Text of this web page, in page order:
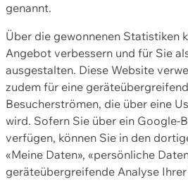
genannt.
Über die gewonnenen Statistiken
Angebot verbessern und für Sie
ausgestalten. Diese Website
zudem für eine
Besucherströmen, die über eine
wird. Sofern Sie über ein Google-
verfügen, können Sie in den
«Meine Daten», «persönliche
geräteübergreifende Analyse